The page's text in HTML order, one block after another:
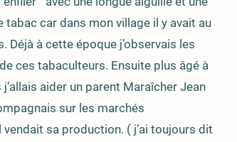
tabac car dans mon village il y avait au
Déjà à cette époque j’observais les
ces tabaculteurs. Ensuite plus âgé à
aider un parent Maraîcher Jean
sur les marchés
sa production. ( j’ai toujours dit